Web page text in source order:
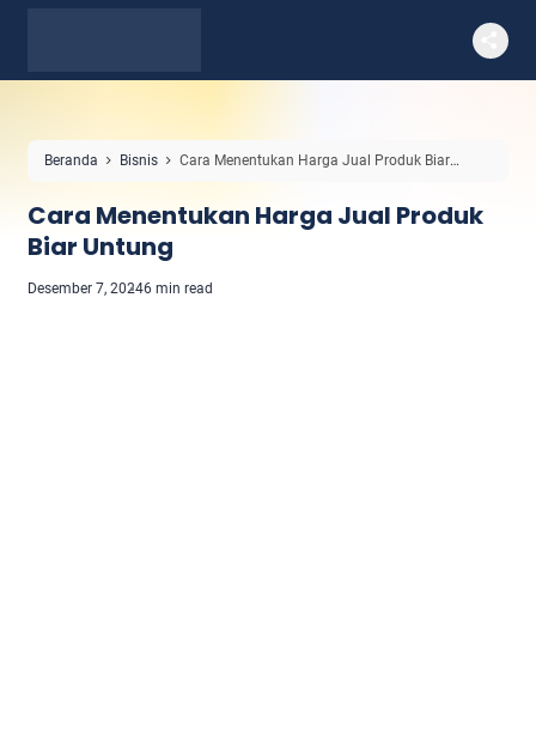
Beranda Bisnis
Cara Menentukan Harga Jual Produk Biar
Cara Menentukan Harga Jual Produk
Biar Untung
Desember 7, 20246 min read